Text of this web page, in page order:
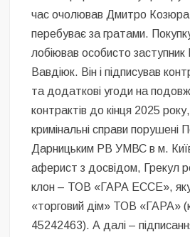
час очолював Дмитро
перебуває за гратами.
лобіював особисто заступник
Вавдіюк. Він і підписував
та додаткові угоди на
контрактів до кінця 2025
кримінальні справи порушені
Дарницьким РВ УМВС в м.
аферист з досвідом, Грекул
клон – ТОВ «ГАРА ЕССЕ»,
«торговий дім» ТОВ
45242463). А далі –